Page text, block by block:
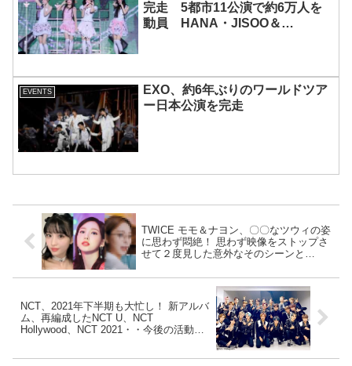
完走 5都市11公演で約6万人を
動員 HANA・JISOO＆
EVENTS
EXO、約6年ぶりのワールドツア
ー日本公演を完走
TWICE モモ＆ナヨン、〇〇なツウィの姿
に思わず悶絶！ 思わず映像をストップさ
せて２度見した意外なそのシーンと
に２人もメロメロ[動画あり]
NCT、2021年下半期も大忙し！ 新アルバ
ム、再編成したNCT U、NCT
Hollywood、NCT 2021・・今後の活動予